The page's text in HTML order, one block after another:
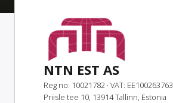
NTN EST AS
Reg no: 10021782 · VAT: EE100263763
Priisle tee 10, 13914 Tallinn, Estonia